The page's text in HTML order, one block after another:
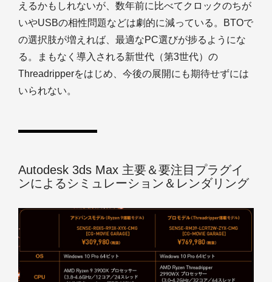
えるかもしれないが、数年前に比べてクロックのちが
いやUSBの相性問題などは劇的に減っている。BTOで
の選択肢が増えれば、最適なPC選びが捗るようにな
る。まもなく導入される新世代（第3世代）の
Threadripperをはじめ、今後の展開にも期待せずには
いられない。
Autodesk 3ds Max 主要＆要注目プラグイ
ンによるシミュレーション＆レンダリング